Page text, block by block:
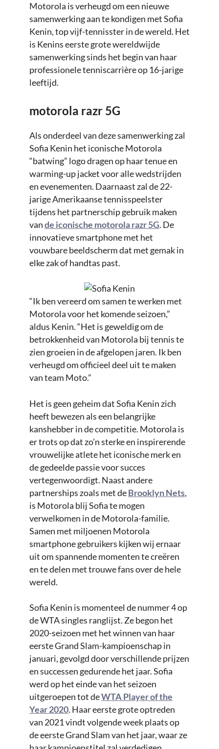
Motorola is verheugd om een nieuwe
samenwerking aan te kondigen met Sofia
Kenin, top vijf-tennisster in de wereld. Het
is Kenins eerste grote wereldwijde
samenwerking sinds het begin van haar
professionele tenniscarrière op 16-jarige
leeftijd.
motorola razr 5G
Als onderdeel van deze samenwerking zal
Sofia Kenin het iconische Motorola
“batwing” logo dragen op haar tenue en
warming-up jacket voor alle wedstrijden
en evenementen. Daarnaast zal de 22-
jarige Amerikaanse tennisspeelster
tijdens het partnerschip gebruik maken
vande iconische motorola razr 5G. De
innovatieve smartphone met het
vouwbare beeldscherm dat met gemak in
elke zak of handtas past.
“Ik ben vereerd om samen te werken met
Motorola voor het komende seizoen,”
aldus Kenin. “Het is geweldig om de
betrokkenheid van Motorola bij tennis te
zien groeien in de afgelopen jaren. Ik ben
verheugd om officieel deel uit te maken
van team Moto.”
Het is geen geheim dat Sofia Kenin zich
heeft bewezen als een belangrijke
kanshebber in de competitie. Motorola is
er trots op dat zo’n sterke en inspirerende
vrouwelijke atlete het iconische merk en
de gedeelde passie voor succes
vertegenwoordigt. Naast andere
partnerships zoals met deBrooklyn Nets,
is Motorola blij Sofia te mogen
verwelkomen in de Motorola-familie.
Samen met miljoenen Motorola
smartphone gebruikers kijken wij ernaar
uit om spannende momenten te creëren
en te delen met trouwe fans over de hele
wereld.
Sofia Kenin is momenteel de nummer 4 op
de WTA singles ranglijst. Ze begon het
2020-seizoen met het winnen van haar
eerste Grand Slam-kampioenschap in
januari, gevolgd door verschillende prijzen
en successen gedurende het jaar. Sofia
werd op het einde van het seizoen
uitgeroepen tot deWTA Player of the
Year 2020. Haar eerste grote optreden
van 2021 vindt volgende week plaats op
de eerste Grand Slam van het jaar, waar ze